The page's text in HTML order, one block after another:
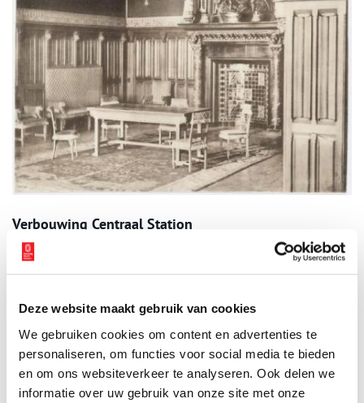
Deze website maakt gebruik van cookies
We gebruiken cookies om content en advertenties te
personaliseren, om functies voor social media te bieden
en om ons websiteverkeer te analyseren. Ook delen we
informatie over uw gebruik van onze site met onze
Verbouwing Centraal Station
Door de jaren heen is er veel aan het station verbouwd of
aangepakt en er komt een nieuwe metrolijn tot stand, de
het in de toekomst vaker mogelijk om achter het gouden hek te
kijken, naar de mooiste wachtkamer van het station.
Auteur: Aby Grupstra.